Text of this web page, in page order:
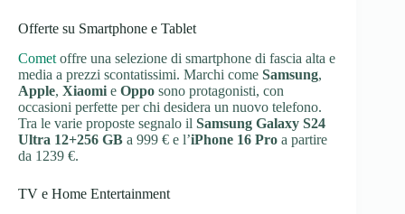
Offerte su Smartphone e Tablet
Comet offre una selezione di smartphone di fascia alta e
media a prezzi scontatissimi. Marchi come Samsung,
Apple, Xiaomi e Oppo sono protagonisti, con
occasioni perfette per chi desidera un nuovo telefono.
Tra le varie proposte segnalo il Samsung Galaxy S24
Ultra 12+256 GB a 999 € e l’iPhone 16 Pro a partire
da 1239 €.
TV e Home Entertainment